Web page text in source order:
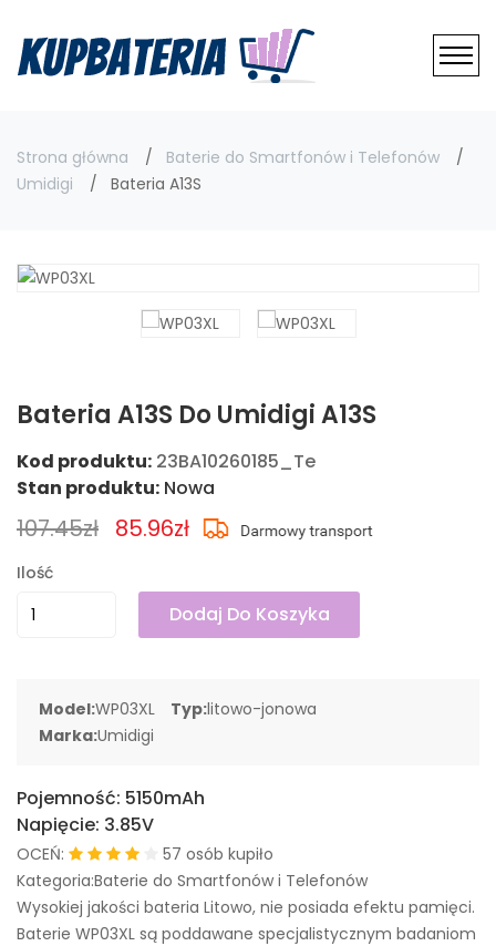
Strona główna
Baterie do Smartfonów i Telefonów
Umidigi
Bateria A13S
Bateria A13S Do Umidigi A13S
Kod produktu: 23BA10260185_Te
Stan produktu: Nowa
107.45zł 85.96zł
Ilość
Dodaj Do Koszyka
Model:WP03XL Typ:litowo-jonowa
Marka:Umidigi
Pojemność: 5150mAh
Napięcie: 3.85V
OCEŃ:
57 osób kupiło
Kategoria:Baterie do Smartfonów i Telefonów
Wysokiej jakości bateria Litowo, nie posiada efektu pamięci.
Baterie WP03XL są poddawane specjalistycznym badaniom